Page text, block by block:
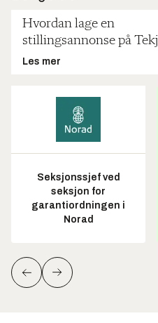
Hvordan lage en
stillingsannonse på
Les mer
Seksjonssjef ved
seksjon for
garantiordningen i
Norad